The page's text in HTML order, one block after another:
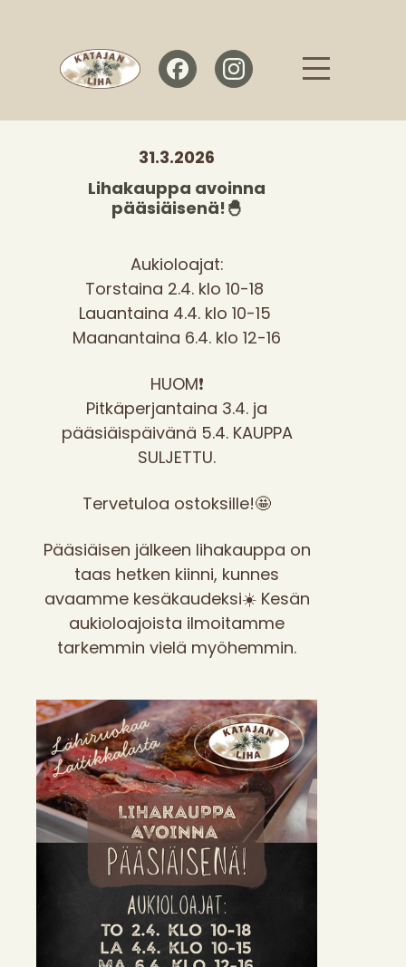
31.3.2026
Lihakauppa avoinna
pääsiäisenä!🐣
Aukioloajat:
Torstaina 2.4. klo 10-18
Lauantaina 4.4. klo 10-15
Maanantaina 6.4. klo 12-16
HUOM❗️
Pitkäperjantaina 3.4. ja
pääsiäispäivänä 5.4. KAUPPA
SULJETTU.
Tervetuloa ostoksille!🤩
Pääsiäisen jälkeen lihakauppa on
taas hetken kiinni, kunnes
avaamme kesäkaudeksi☀️ Kesän
aukioloajoista ilmoitamme
tarkemmin vielä myöhemmin.